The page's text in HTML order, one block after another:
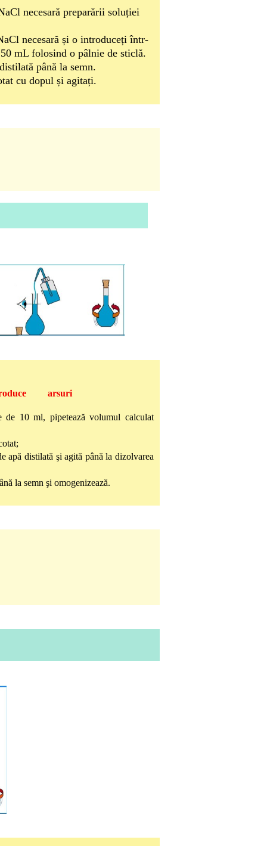
necesară preparării soluției
necesară și o introduceți într-
mL folosind o pâlnie de sticlă.
până la semn.
cu dopul și agitați.
arsuri
de 10 ml, pipetează volumul calculat
apă distilată şi agită până la dizolvarea
la semn şi omogenizează.